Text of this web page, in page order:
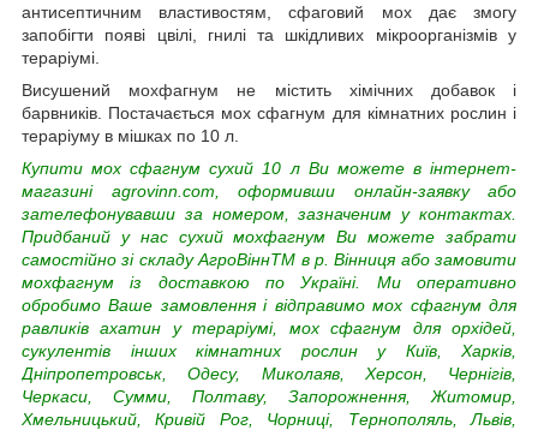
антисептичним властивостям, сфаговий мох дає змогу
запобігти появі цвілі, гнилі та шкідливих мікроорганізмів у
тераріумі.
Висушений мохфагнум не містить хімічних добавок і
барвників. Постачається мох сфагнум для кімнатних рослин і
тераріуму в мішках по 10 л.
Купитимох сфагнум сухий 10 л Ви можете в інтернет-
магазині agrovinn.com, оформивши онлайн-заявку або
зателефонувавши за номером, зазначеним у контактах.
Придбаний у нас сухий мохфагнум Ви можете забрати
самостійно зі складу АгроВіннTM в р. Вінниця або замовити
мохфагнум із доставкою по Україні. Ми оперативно
обробимо Ваше замовлення і відправимо мох сфагнум для
равликів ахатин у тераріумі, мох сфагнум для орхідей,
сукулентів інших кімнатних рослин у Київ, Харків,
Дніпропетровськ, Одесу, Миколаяв, Херсон, Чернігів,
Черкаси, Сумми, Полтаву, Запорожнення, Житомир,
Хмельницький, Кривій Рог, Чорниці, Тернополяль, Львів,